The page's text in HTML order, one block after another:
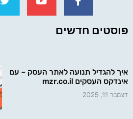
פוסטים חדשים
איך להגדיל תנועה לאתר העסק – עם
אינדקס העסקים mzr.co.il
דצמבר 11, 2025